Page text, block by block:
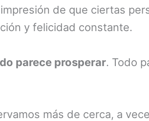
de que ciertas
y felicidad constante.
parece prosperar. Todo
más de cerca, a